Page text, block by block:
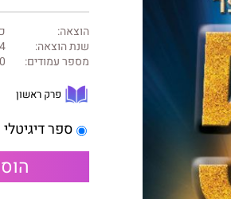
הוצאה:
שנת הוצאה:
מספר עמודים:
פרק ראשון
ספר דיגיטלי